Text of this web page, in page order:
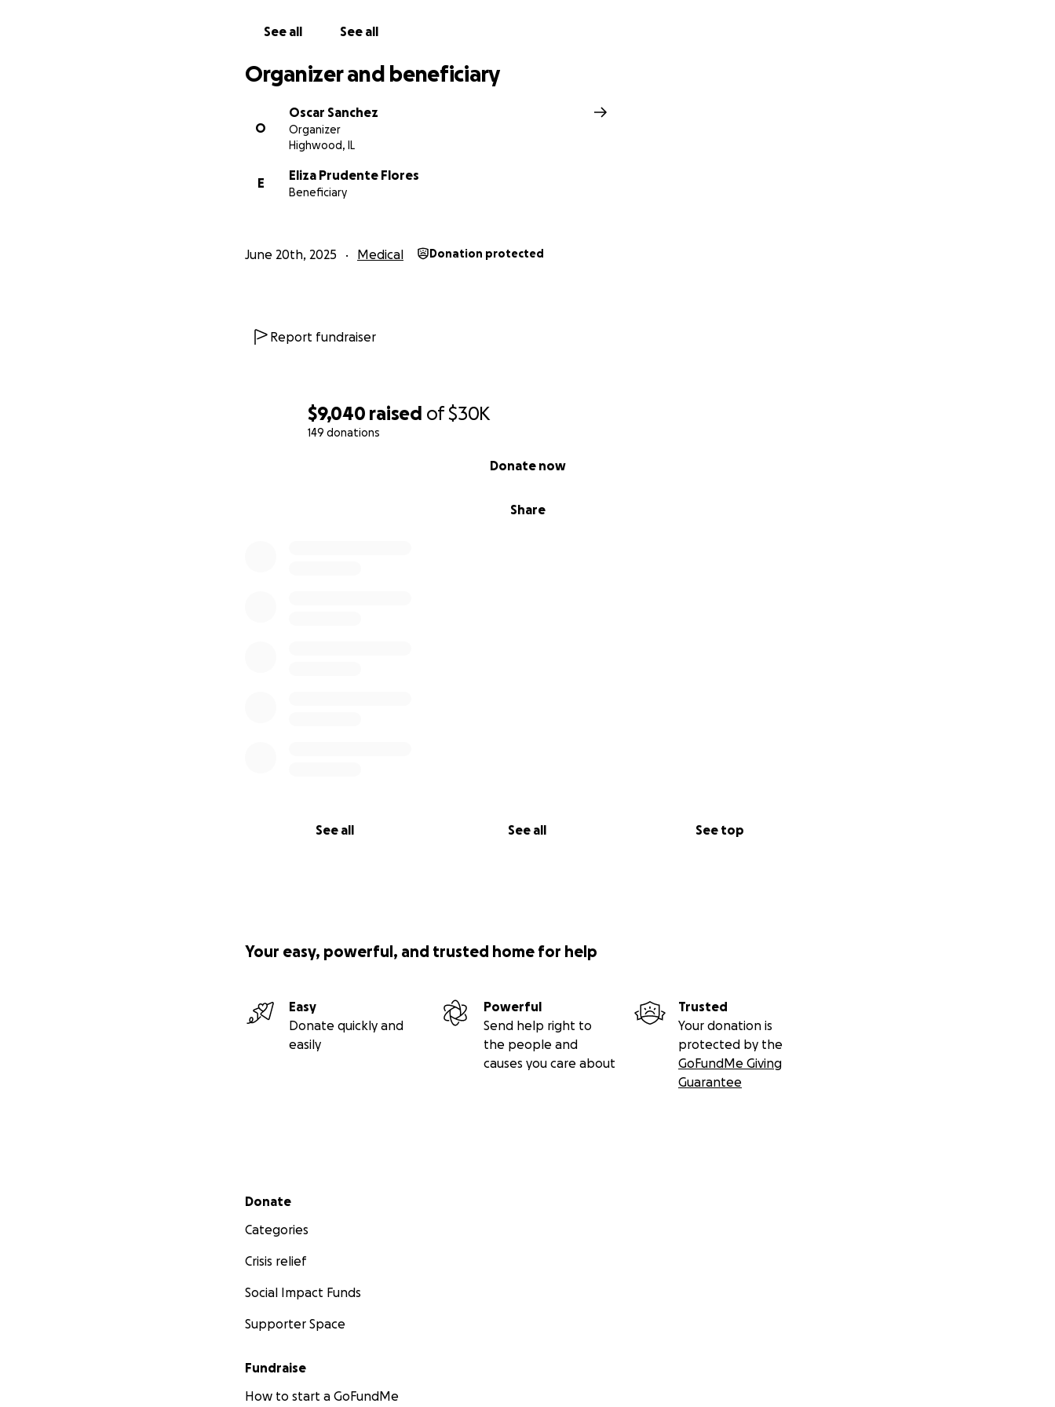
$9,040 raised of$30K
149 donations
Share
Donate now
See all See all See top
See all See all
Organizer and beneficiary
O
Oscar Sanchez
Organizer
Highwood, IL
E
Eliza Prudente Flores
Beneficiary
June 20th, 2025 Medical Donation protected
Report fundraiser
Your easy, powerful, and trusted home for help
Easy
Donate quickly and
easily
Powerful
Send help right to
the people and
causes you care about
Trusted
Your donation is
protected by the
GoFundMe Giving
Guarantee
Secondary menu
Donate
Categories
Crisis relief
Social Impact Funds
Supporter Space
Fundraise
How to start a GoFundMe